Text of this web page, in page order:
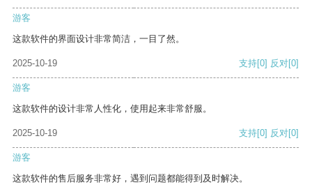
游客
这款软件的界面设计非常简洁，一目了然。
2025-10-19 支持[0] 反对[0]
游客
这款软件的设计非常人性化，使用起来非常舒服。
2025-10-19 支持[0] 反对[0]
游客
这款软件的售后服务非常好，遇到问题都能得到及时解决。